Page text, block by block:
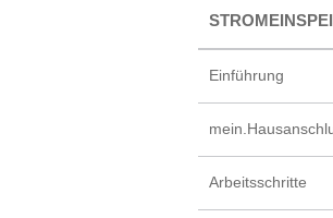
Einführung
Arbeitsschritte